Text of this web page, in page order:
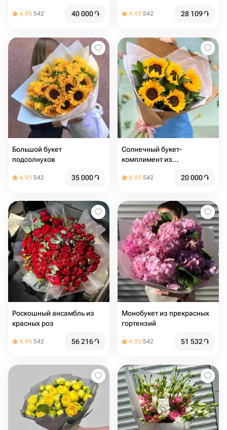
4.95542 40 000֏ 4.95542 28 109֏
Большой букет
подсолнухов
4.95542 35 000֏
Солнечный букет-
комплимент из
4.95542 20 000֏
Роскошный ансамбль из
красных роз
4.95542 56 216֏
Монобукет из прекрасных
гортензий
4.95542 51 532֏